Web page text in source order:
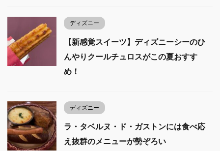
ディズニー
【新感覚スイーツ】ディズニーシーのひ
んやりクールチュロスがこの夏おすす
め！
ディズニー
ラ・タベルヌ・ド・ガストンには食べ応
え抜群のメニューが勢ぞろい